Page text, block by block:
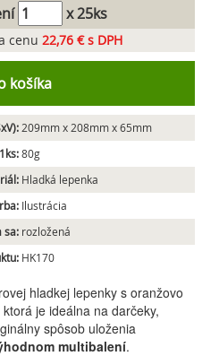
x 25ks
cenu 22,76 € s DPH
košíka
209mm x 208mm x 65mm
80g
Hladká lepenka
Ilustrácia
sa: rozložená
HK170
hladkej lepenky s oranžovo
je ideálna na darčeky,
spôsob uloženia
multibalení.